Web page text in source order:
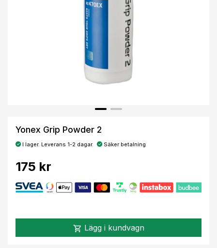
Yonex Grip Powder 2
I lager. Leverans 1-2 dagar. Säker betalning
175 kr
shopping_cart Lägg i kundvagn